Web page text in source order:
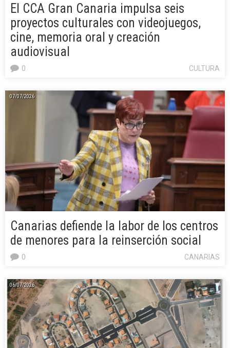
El CCA Gran Canaria impulsa seis
proyectos culturales con videojuegos,
cine, memoria oral y creación
audiovisual
CULTURA
0
07/07/2026
Canarias defiende la labor de los centros
de menores para la reinserción social
CANARIAS
0
06/07/2026